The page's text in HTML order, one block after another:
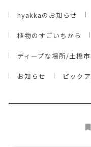
hyakkaのお知らせ
植物のすごいちから
ディープな場所/土橋
お知らせ ピック